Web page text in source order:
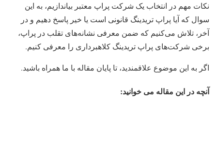
نکات مهم در انتخاب یک شرکت پراپ معتبر بیاندازیم، به این
سوال که آیا پراپ تریدینگ قانونی است یا خیر پاسخ دهیم و در
آخر، تلاش می‌کنیم که ضمن معرفی نشانه‌‌های تقلب در پراپ،
برخی شرکت‌‌های پراپ تریدینگ کلاهبرداری را معرفی کنیم.
اگر به این موضوع علاقمندید، تا پایان مقاله با ما همراه باشید.
آنچه در این مقاله می خوانید: